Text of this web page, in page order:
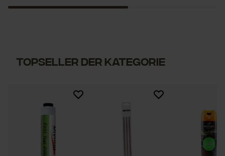
Topseller der Kategorie